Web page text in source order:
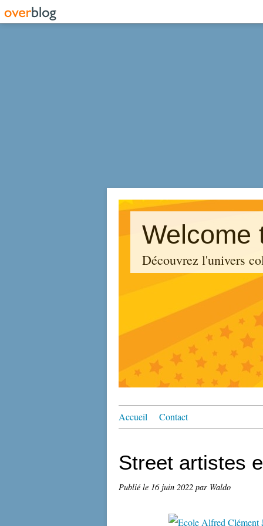
Welcome
Découvrez l'univers
Accueil Contact
Street artistes
Publié le 16 juin 2022 par Waldo